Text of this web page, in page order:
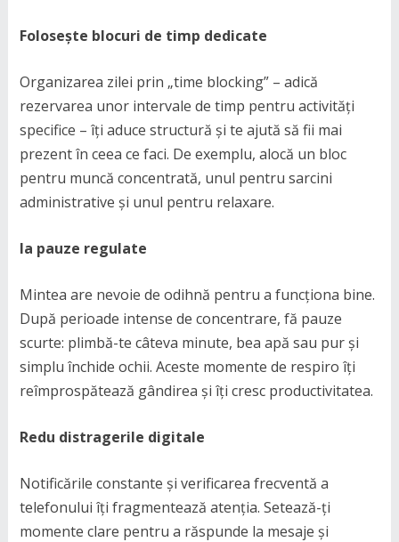
Folosește blocuri de timp dedicate
Organizarea zilei prin „time blocking” – adică
rezervarea unor intervale de timp pentru activități
specifice – îți aduce structură și te ajută să fii mai
prezent în ceea ce faci. De exemplu, alocă un bloc
pentru muncă concentrată, unul pentru sarcini
administrative și unul pentru relaxare.
Ia pauze regulate
Mintea are nevoie de odihnă pentru a funcționa bine.
După perioade intense de concentrare, fă pauze
scurte: plimbă-te câteva minute, bea apă sau pur și
simplu închide ochii. Aceste momente de respiro îți
reîmprospătează gândirea și îți cresc productivitatea.
Redu distragerile digitale
Notificările constante și verificarea frecventă a
telefonului îți fragmentează atenția. Setează-ți
momente clare pentru a răspunde la mesaje și